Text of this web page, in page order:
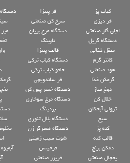
کباب پز
فر دیزی
اجاق گاز صنعتی
دستگاه گریل
منقل ذغالی
کانتر گرم
هود صنعتی
گرمکن غذا
دوغ ساز
خلال کن
ترولی آبچکان
سیخ
کته پز
قالب کته
دمکن برنج
یخچال صنعتی
فر پیتزا
سرخ کن صنعتی
دستگاه مرغ بریان
تاپینگ
قالب پیتزا
دستگاه کباب ترکی
چاقو کباب ترکی
فر ساندویچی
دستگاه خمیر پهن کن
دستگاه مرغ سوخاری
بردینگ
دستگاه بلال تنوری
دستگاه همبرگر زن
شوت سیب زمینی
فرچیپس
فریزر صنعتی